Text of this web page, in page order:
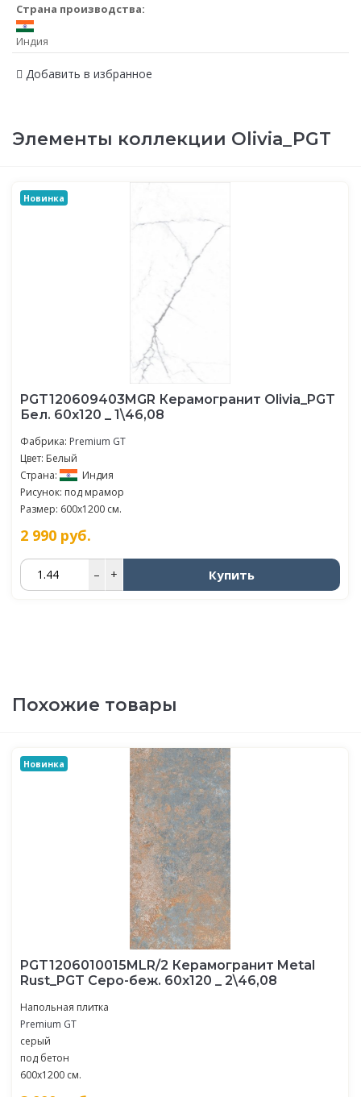
Страна производства:
Индия
Добавить в избранное
Элементы коллекции Olivia_PGT
Новинка
PGT120609403MGR Керамогранит Olivia_PGT
Бел. 60x120 _ 1\46,08
Фабрика: Premium GT
Цвет: Белый
Страна:
Индия
Рисунок: под мрамор
Размер: 600x1200 см.
2 990 руб.
– + Купить
Похожие товары
Новинка
PGT1206010015MLR/2 Керамогранит Metal
Rust_PGT Серо-беж. 60x120 _ 2\46,08
Напольная плитка
Premium GT
серый
под бетон
600x1200 см.